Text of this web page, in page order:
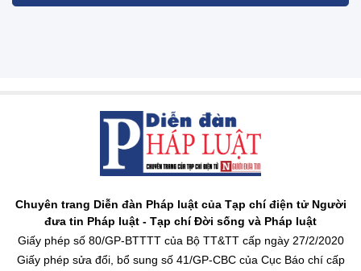
Chuyên trang Diễn đàn Pháp luật của Tạp chí điện tử Người
đưa tin Pháp luật - Tạp chí Đời sống và Pháp luật
Giấy phép số 80/GP-BTTTT của Bộ TT&TT cấp ngày 27/2/2020
Giấy phép sửa đổi, bổ sung số 41/GP-CBC của Cục Báo chí cấp